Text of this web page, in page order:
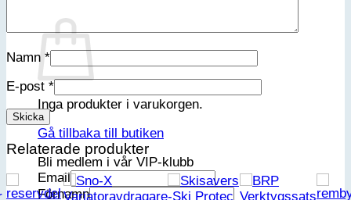
Inga produkter i varukorgen.
Gå tillbaka till butiken
Bli medlem i vår VIP-klubb
Email
Förnamn
Namn *
E-post *
Relaterade produkter